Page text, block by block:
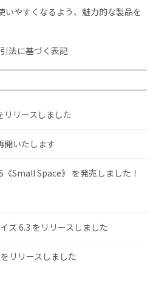
いやすくなるよう、魅力的な製品を
法に基づく表記
リリースしました
開いたします
《Small Space》 を発売しました！
ズ 6.3 をリリースしました
リリースしました